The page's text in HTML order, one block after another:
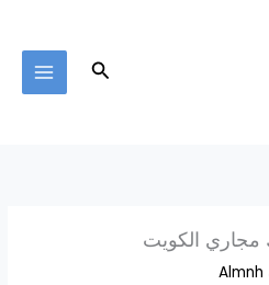
البحث
الكويت
Almnh